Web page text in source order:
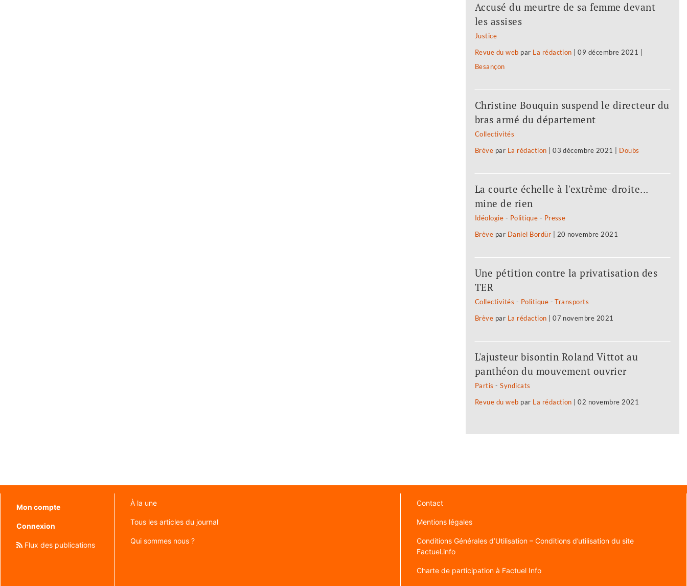
Accusé du meurtre de sa femme devant
les assises
Justice
Revue du web par La rédaction |09 décembre 2021
Besançon
Christine Bouquin suspend le directeur du
bras armé du département
Collectivités
Brève par La rédaction |03 décembre 2021 Doubs
La courte échelle à l'extrême-droite...
mine de rien
Idéologie - Politique - Presse
Brève par Daniel Bordür 20 novembre 2021
Une pétition contre la privatisation des
TER
Collectivités - Politique -Transports
Brève par La rédaction |07 novembre 2021
L'ajusteur bisontin Roland Vittot au
panthéon du mouvement ouvrier
Partis -Syndicats
Revue du web par La rédaction |02 novembre 2021
Mon compte
Connexion
Flux des publications
À la une
Tous les articles du journal
Qui sommes nous ?
Contact
Mentions légales
Conditions Générales d’Utilisation – Conditions d’utilisation du site
Factuel.info
Charte de participation à Factuel Info